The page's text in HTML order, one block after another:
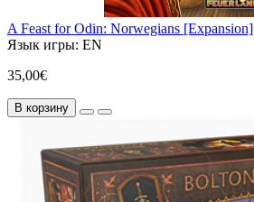
A Feast for Odin: Norwegians [Expansion]
Язык игры: EN
35,00€
В корзину